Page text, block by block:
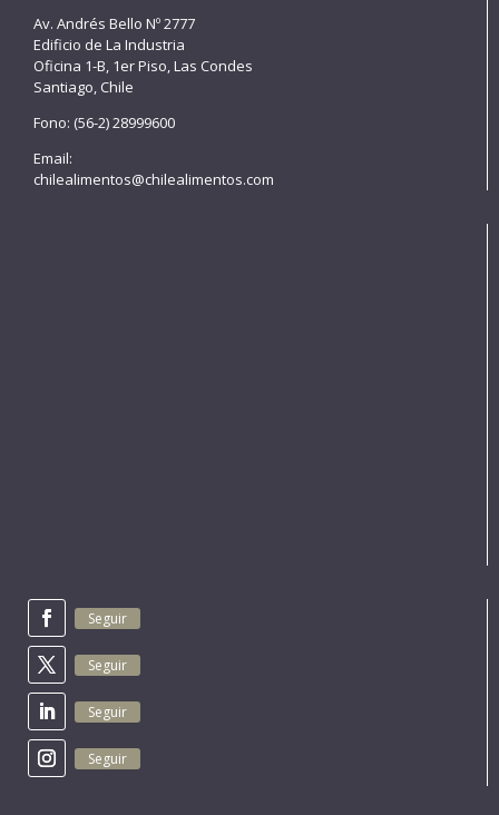
Av. Andrés Bello Nº 2777
Edificio de La Industria
Oficina 1-B, 1er Piso, Las Condes
Santiago, Chile
Fono: (56-2) 28999600
Email:
chilealimentos@chilealimentos.com
Seguir
Seguir
Seguir
Seguir